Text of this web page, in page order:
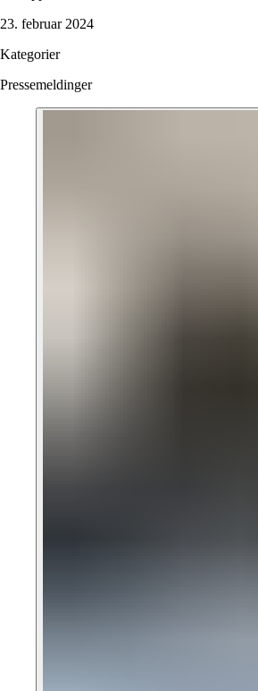
23. februar 2024
Kategorier
Pressemeldinger